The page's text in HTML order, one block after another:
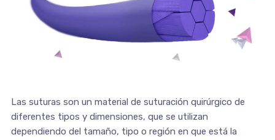
Las suturas son un material de suturación quirúrgico de
diferentes tipos y dimensiones, que se utilizan
dependiendo del tamaño, tipo o región en que está la